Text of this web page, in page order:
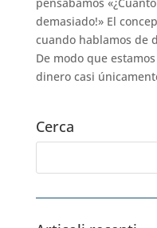
demasiado!» El
cuando hablamos de
De modo que
dinero casi
Cerca